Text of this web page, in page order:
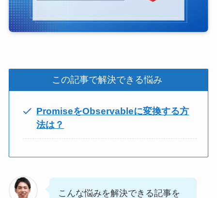
この記事で解決できる悩み
PromiseをObservableに変換する方
法は？
こんな悩みを解決できる記事を